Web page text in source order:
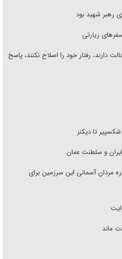
رهبر شهید بود
زیارتی
دارند، رفتار خود را اصلاح نکنند، پاسخ
شکسپیر تا دیکنز
و سلطنت عمان
مردان آسمانی این سرزمین برای
ماند